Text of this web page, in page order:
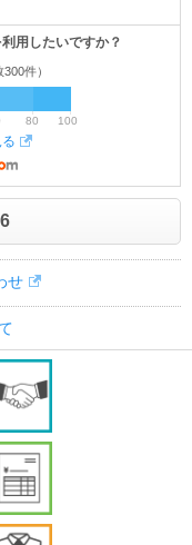
用したいですか？
300件）
80 100
せ